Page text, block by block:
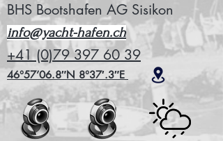
BHS Bootshafen AG Sisikon
info@yacht-hafen.ch
+41 (0)79 397 60 39
46°57’06.8″N 8°37′.3″E